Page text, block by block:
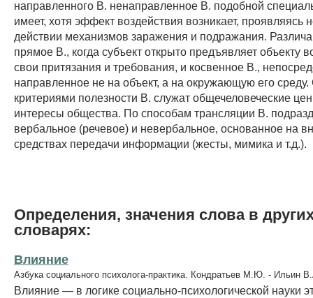
направленного В. ненаправленное В. подобной
имеет, хотя эффект воздействия возникает, проявляясь
действии механизмов заражения и подражания.
прямое В., когда субъект открыто предъявляет объекту
свои притязания и требования, и косвенное В.,
направленное не на объект, а на окружающую его
критериями полезности В. служат общечеловеческие
интересы общества. По способам трансляции В.
вербальное (речевое) и невербальное, основанное на
средствах передачи информации (жесты, мимика и т.д.).
Определения, значения слова в
словарях:
Влияние
Азбука социального психолога-практика. Кондратьев М.Ю. - Ильин
Влияние — в логике социально-психологической науки